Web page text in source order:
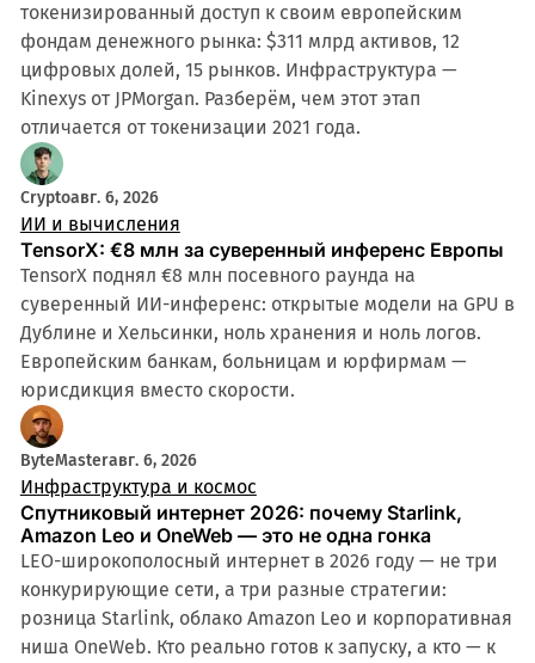
токенизированный доступ к своим европейским
фондам денежного рынка: $311 млрд активов, 12
цифровых долей, 15 рынков. Инфраструктура —
Kinexys от JPMorgan. Разберём, чем этот этап
отличается от токенизации 2021 года.
Cryptoавг. 6, 2026
ИИ и вычисления
TensorX: €8 млн за суверенный инференс Европы
TensorX поднял €8 млн посевного раунда на
суверенный ИИ-инференс: открытые модели на GPU в
Дублине и Хельсинки, ноль хранения и ноль логов.
Европейским банкам, больницам и юрфирмам —
юрисдикция вместо скорости.
ByteMasterавг. 6, 2026
Инфраструктура и космос
Спутниковый интернет 2026: почему Starlink,
Amazon Leo и OneWeb — это не одна гонка
LEO-широкополосный интернет в 2026 году — не три
конкурирующие сети, а три разные стратегии:
розница Starlink, облако Amazon Leo и корпоративная
ниша OneWeb. Кто реально готов к запуску, а кто — к